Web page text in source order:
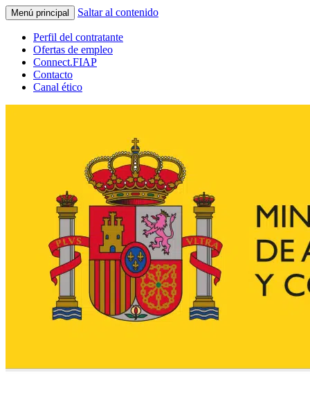
Menú principal Saltar al contenido
Perfil del contratante
Ofertas de empleo
Connect.FIAP
Contacto
Canal ético